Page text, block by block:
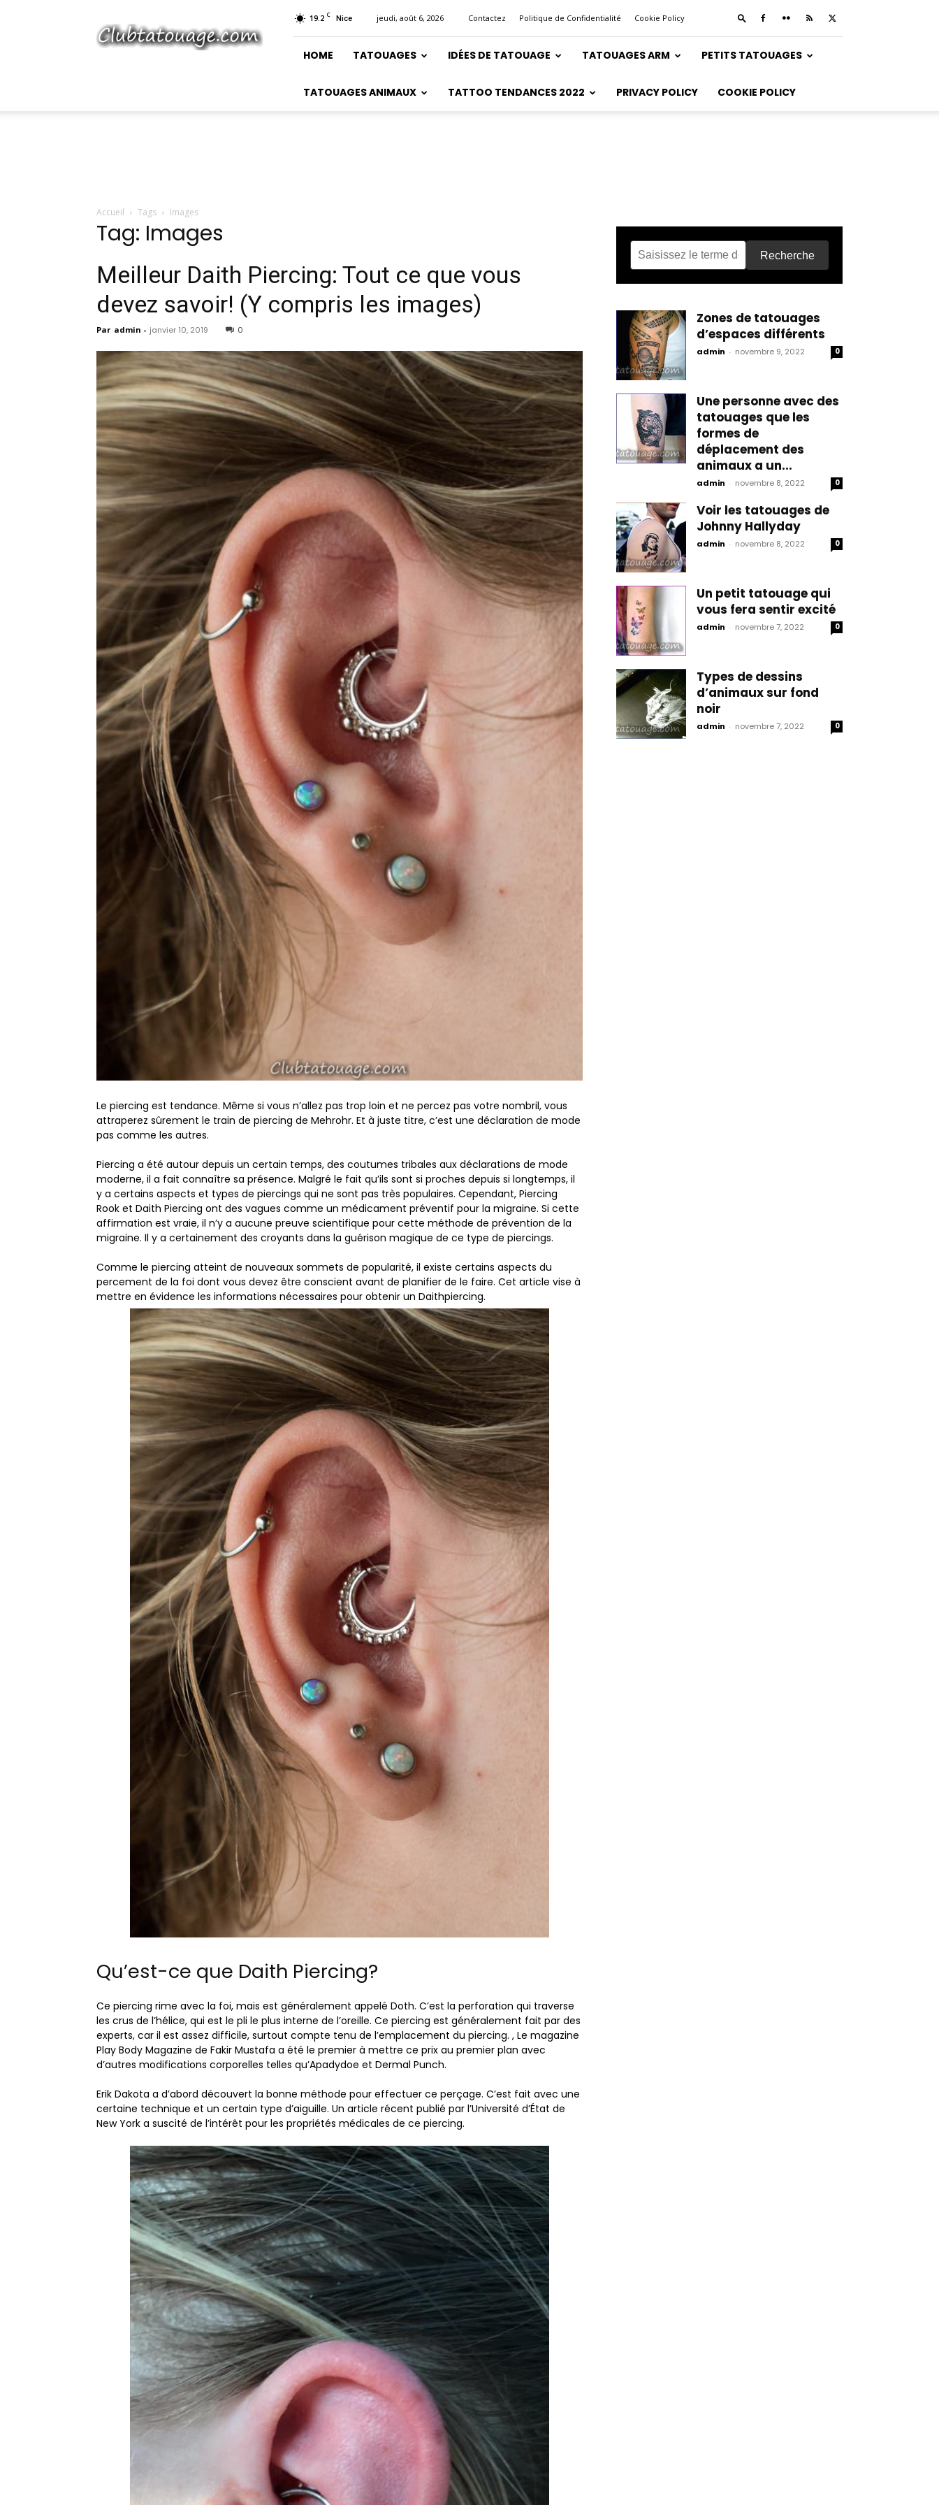
Tatouage
19.2 C Nice jeudi, août 6, 2026 Contactez Politique de Confidentialité Cookie Policy
HOME TATOUAGES IDÉES DE TATOUAGE TATOUAGES ARM PETITS TATOUAGES
TATOUAGES ANIMAUX TATTOO TENDANCES 2022 PRIVACY POLICY COOKIE POLICY
Accueil Tags Images
Tag: Images
Meilleur Daith Piercing: Tout ce que vous
devez savoir! (Y compris les images)
Par admin - janvier 10, 2019 0
Le piercing est tendance. Même si vous n’allez pas trop loin et ne percez pas votre nombril, vous
attraperez sûrement le train de piercing de Mehrohr. Et à juste titre, c’est une déclaration de mode
pas comme les autres.
Piercing a été autour depuis un certain temps, des coutumes tribales aux déclarations de mode
moderne, il a fait connaître sa présence. Malgré le fait qu’ils sont si proches depuis si longtemps, il
y a certains aspects et types de piercings qui ne sont pas très populaires. Cependant, Piercing
Rook et Daith Piercing ont des vagues comme un médicament préventif pour la migraine. Si cette
affirmation est vraie, il n’y a aucune preuve scientifique pour cette méthode de prévention de la
migraine. Il y a certainement des croyants dans la guérison magique de ce type de piercings.
Comme le piercing atteint de nouveaux sommets de popularité, il existe certains aspects du
percement de la foi dont vous devez être conscient avant de planifier de le faire. Cet article vise à
mettre en évidence les informations nécessaires pour obtenir un Daithpiercing.
Qu’est-ce que Daith Piercing?
Ce piercing rime avec la foi, mais est généralement appelé Doth. C’est la perforation qui traverse
les crus de l’hélice, qui est le pli le plus interne de l’oreille. Ce piercing est généralement fait par des
experts, car il est assez difficile, surtout compte tenu de l’emplacement du piercing. , Le magazine
Play Body Magazine de Fakir Mustafa a été le premier à mettre ce prix au premier plan avec
d’autres modifications corporelles telles qu’Apadydoe et Dermal Punch.
Erik Dakota a d’abord découvert la bonne méthode pour effectuer ce perçage. C’est fait avec une
certaine technique et un certain type d’aiguille. Un article récent publié par l’Université d’État de
New York a suscité de l’intérêt pour les propriétés médicales de ce piercing.
Recherche
Zones de tatouages
d’espaces différents
admin - novembre 9, 2022 0
Une personne avec des
tatouages que les
formes de
déplacement des
animaux a un...
admin - novembre 8, 2022 0
Voir les tatouages de
Johnny Hallyday
admin - novembre 8, 2022 0
Un petit tatouage qui
vous fera sentir excité
admin - novembre 7, 2022 0
Types de dessins
d’animaux sur fond
noir
admin - novembre 7, 2022 0